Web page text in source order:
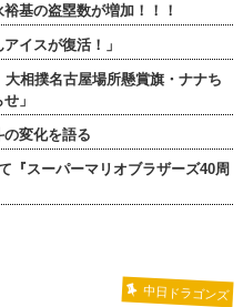
基の盗塁数が増加！！！
イスが復活！」
相撲名古屋場所懸賞旗・ナナち
」
変化を語る
『スーパーマリオブラザーズ40周
中日ドラゴンズ